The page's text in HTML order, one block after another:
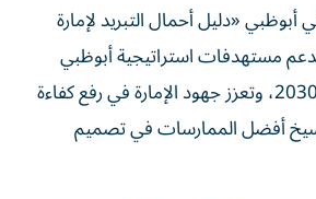
«دليل أحمال التبريد لإمارة
مستهدفات استراتيجية أبوظبي
لكفاءة الطاقة والمياه 2030، وتعزز جهود الإمارة في رفع كفاءة
أفضل الممارسات في تصميم